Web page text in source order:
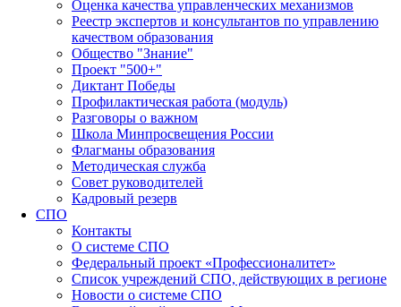
Оценка качества управленческих механизмов
Реестр экспертов и консультантов по управлению
качеством образования
Общество "Знание"
Проект "500+"
Диктант Победы
Профилактическая работа (модуль)
Разговоры о важном
Школа Минпросвещения России
Флагманы образования
Методическая служба
Совет руководителей
Кадровый резерв
СПО
Контакты
О системе СПО
Федеральный проект «Профессионалитет»
Список учреждений СПО, действующих в регионе
Новости о системе СПО